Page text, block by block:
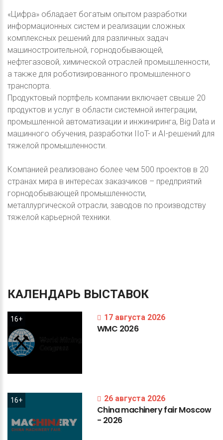
«Цифра» обладает богатым опытом разработки
информационных систем и реализации сложных
комплексных решений для различных задач
машиностроительной, горнодобывающей,
нефтегазовой, химической отраслей промышленности,
а также для роботизированного промышленного
транспорта.
Продуктовый портфель компании включает свыше 20
продуктов и услуг в области системной интеграции,
промышленной автоматизации и инжиниринга, Big Data и
машинного обучения, разработки IIoT- и AI-решений для
тяжелой промышленности.
Компанией реализовано более чем 500 проектов в 20
странах мира в интересах заказчиков – предприятий
горнодобывающей промышленности,
металлургической отрасли, заводов по производству
тяжелой карьерной техники.
КАЛЕНДАРЬ ВЫСТАВОК
16+ 17 августа 2026
WMC 2026
16+ 26 августа 2026
ChinamachineryfairMoscow
- 2026